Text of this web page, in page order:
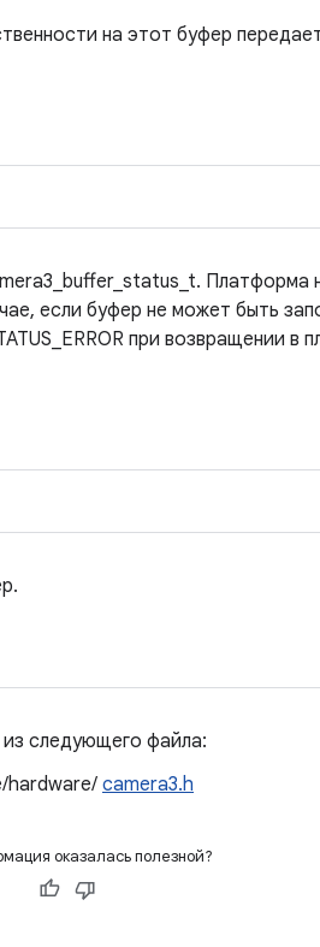
на этот буфер
Платформа
если буфер не может быть
при возвращении в
следующего файла:
hardware/ camera3.h
оказалась полезной?